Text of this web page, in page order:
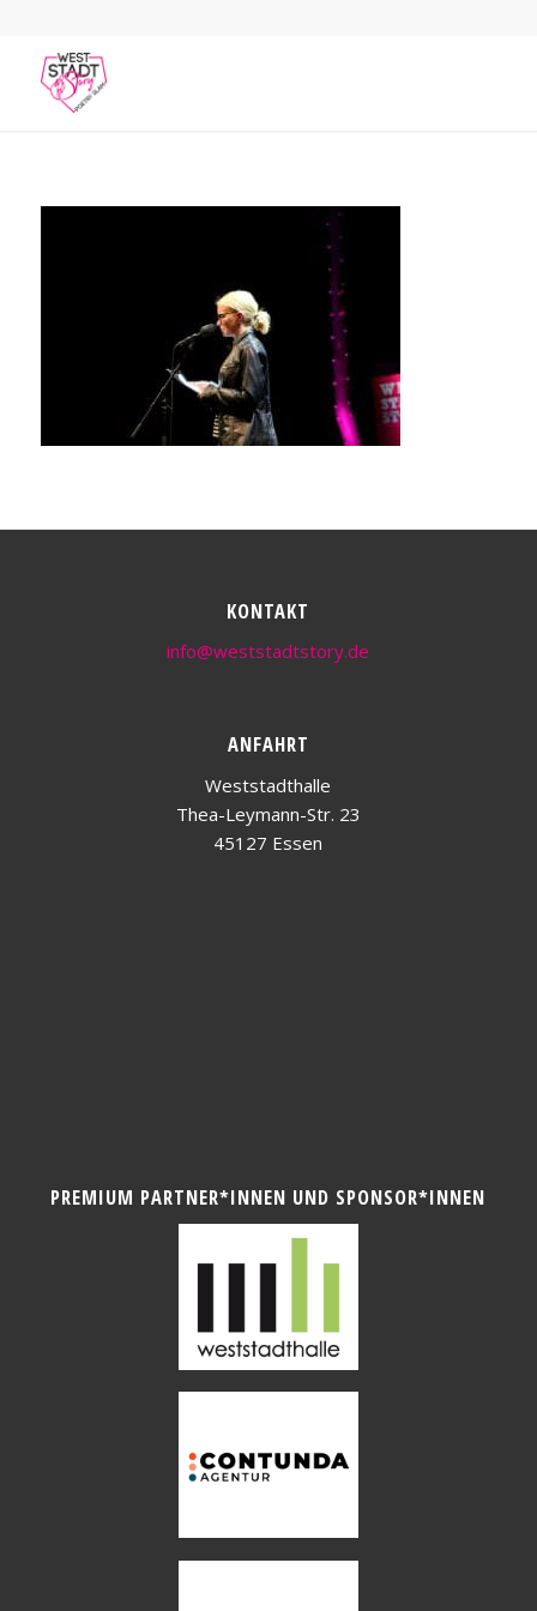
KONTAKT
info@weststadtstory.de
ANFAHRT
Weststadthalle
Thea-Leymann-Str. 23
45127 Essen
PREMIUM PARTNER*INNEN UND SPONSOR*INNEN